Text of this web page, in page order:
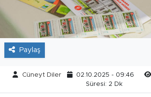
Paylaş
Cüneyt Diler 02.10.2025 - 09:46
Süresi: 2 Dk